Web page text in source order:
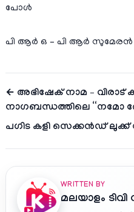
പോള്‍
പി ആര്‍ ഒ – പി ആര്‍ സുമേരന്‍
← അഭിഷേക് നാമ – വിരാട്
നാഗബന്ധത്തിലെ “നമോ
പഗിട കളി സെക്കൻഡ് ലുക്ക്
WRITTEN BY
മലയാളം